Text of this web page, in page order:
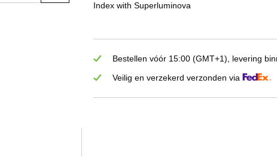
Index with Superluminova
Bestellen vóór 15:00 (GMT+1), levering
Veilig en verzekerd verzonden via